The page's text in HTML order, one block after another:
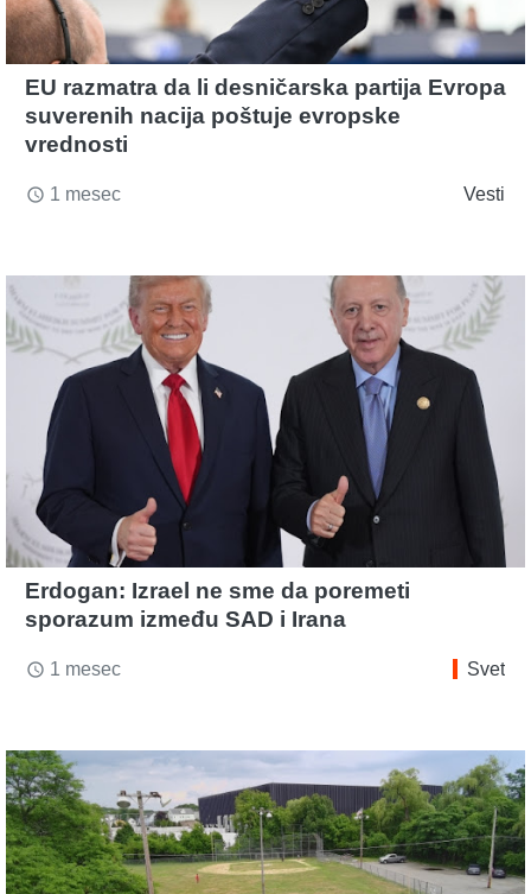
EU razmatra da li desničarska partija Evropa
suverenih nacija poštuje evropske
vrednosti
access_time 1 mesec Vesti
Erdogan: Izrael ne sme da poremeti
sporazum između SAD i Irana
access_time 1 mesec Svet